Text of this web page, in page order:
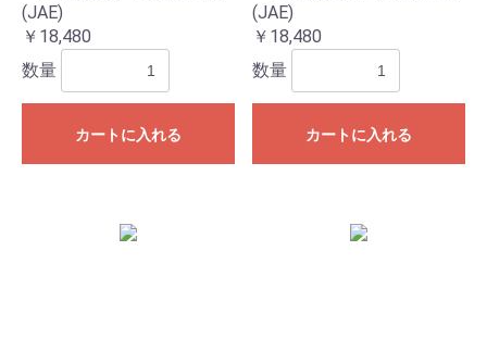
(JAE)
￥18,480
数量
カートに入れる
(JAE)
￥18,480
数量
カートに入れる